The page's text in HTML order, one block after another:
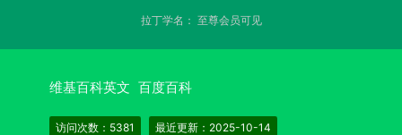
拉丁学名： 至尊会员可见
维基百科英文 百度百科
访问次数：5381 最近更新：2025-10-14